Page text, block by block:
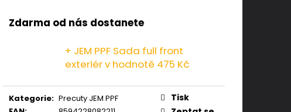
Zdarma od nás dostanete
+ JEM PPF Sada full front
exteriérv hodnotě 475 Kč
Kategorie: Precuty JEM PPF
Tisk